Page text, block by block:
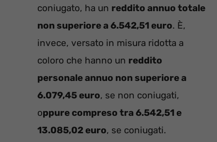
coniugato, ha un reddito annuo totale
non superiore a 6.542,51 euro. È,
invece, versato in misura ridotta a
coloro che hanno un reddito
personale annuo non superiore a
6.079,45 euro, se non coniugati,
oppure compreso tra 6.542,51 e
13.085,02 euro, se coniugati.